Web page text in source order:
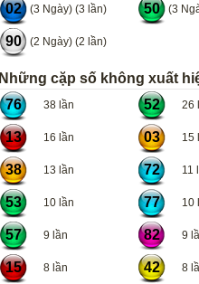
02
(3 Ngày) (3 lần) 50 (3
90 (2 Ngày) (2 lần)
Những cặp số không xuất
76
38 lần 52 26
13 16 lần 03 15
38 13 lần 72 11
53 10 lần 77 10
57 9 lần 82 9
15 8 lần 42 8